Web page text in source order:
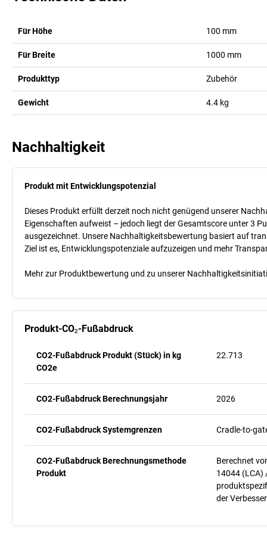
Für Höhe 100 mm
Für Breite 1000 mm
Produkttyp Zubehör
Gewicht 4.4 kg
Nachhaltigkeit
Produkt mit Entwicklungspotenzial
Dieses Produkt erfüllt derzeit noch nicht genügend unserer
Eigenschaften aufweist – jedoch liegt der Gesamtscore unter 3
ausgezeichnet. Unsere Nachhaltigkeitsbewertung basiert auf
Ziel ist es, Entwicklungspotenziale aufzuzeigen und mehr
Mehr zur Produktbewertung und zu unserer
Produkt-CO₂-Fußabdruck
CO2-Fußabdruck Produkt (Stück) in kg
CO2e
22.713
CO2-Fußabdruck Berechnungsjahr 2026
CO2-Fußabdruck Systemgrenzen Cradle-to-
CO2-Fußabdruck Berechnungsmethode
Produkt
Berechnet
14044 (LCA)
der